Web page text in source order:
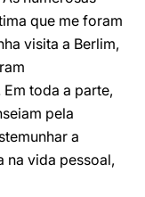
que me foram
visita a Berlim,
toda a parte,
pela
a
na vida pessoal,